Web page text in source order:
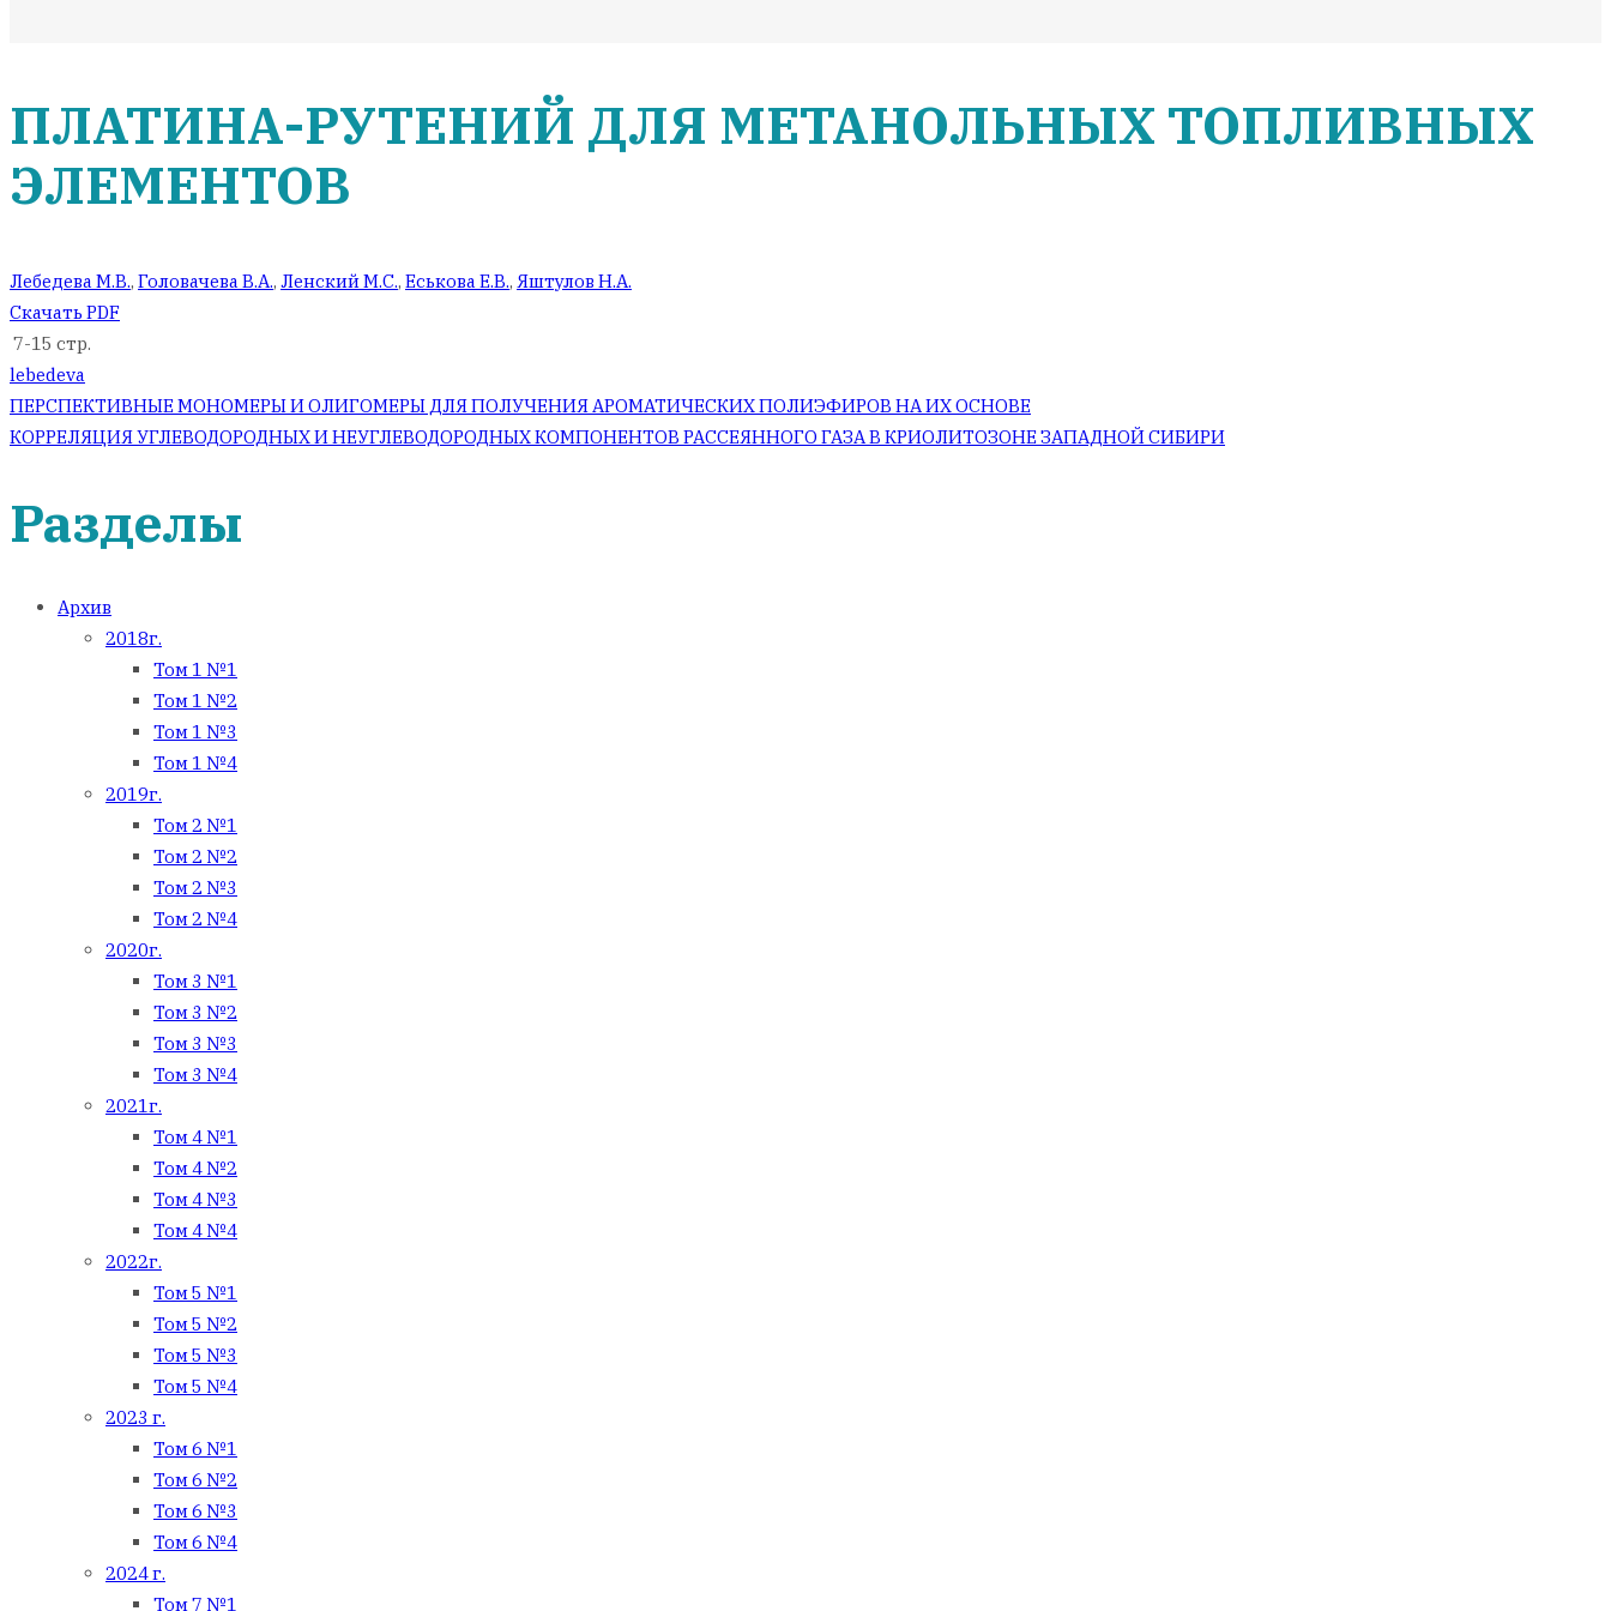
ПЛАТИНА-РУТЕНИЙ ДЛЯ МЕТАНОЛЬНЫХ ТОПЛИВНЫХ
ЭЛЕМЕНТОВ
Лебедева М.В., Головачева В.А., Ленский М.С., Еськова Е.В., Яштулов Н.А.
Скачать PDF
7-15 стр.
lebedeva
Навигация
записям
ПЕРСПЕКТИВНЫЕ МОНОМЕРЫ И ОЛИГОМЕРЫ ДЛЯ ПОЛУЧЕНИЯ АРОМАТИЧЕСКИХ ПОЛИЭФИРОВ НА ИХ ОСНОВЕ
КОРРЕЛЯЦИЯ УГЛЕВОДОРОДНЫХ И НЕУГЛЕВОДОРОДНЫХ КОМПОНЕНТОВ РАССЕЯННОГО ГАЗА В КРИОЛИТОЗОНЕ ЗАПАДНОЙ СИБИРИ
Разделы
Архив
2018г.
Том 1 №1
Том 1 №2
Том 1 №3
Том 1 №4
2019г.
Том 2 №1
Том 2 №2
Том 2 №3
Том 2 №4
2020г.
Том 3 №1
Том 3 №2
Том 3 №3
Том 3 №4
2021г.
Том 4 №1
Том 4 №2
Том 4 №3
Том 4 №4
2022г.
Том 5 №1
Том 5 №2
Том 5 №3
Том 5 №4
2023 г.
Том 6 №1
Том 6 №2
Том 6 №3
Том 6 №4
2024 г.
Том 7 №1